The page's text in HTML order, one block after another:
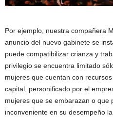
Por ejemplo, nuestra compañera
anuncio del nuevo gabinete se
puede compatibilizar crianza y
privilegio se encuentra limitado
mujeres que cuentan con
capital, personificado por el
mujeres que se embarazan o que
inconveniente en su desempeño